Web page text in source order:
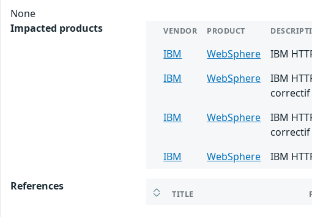
None
Impacted products
VENDOR PRODUCT
IBM WebSphere
IBM
IBM
WebSphere
IBM
correctif
IBM
WebSphere
IBM
correctif
IBM
WebSphere IBM
References
TITLE